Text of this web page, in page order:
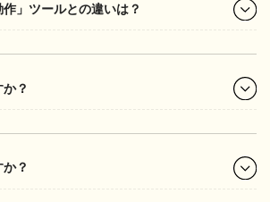
」ツールとの違いは？
？
？